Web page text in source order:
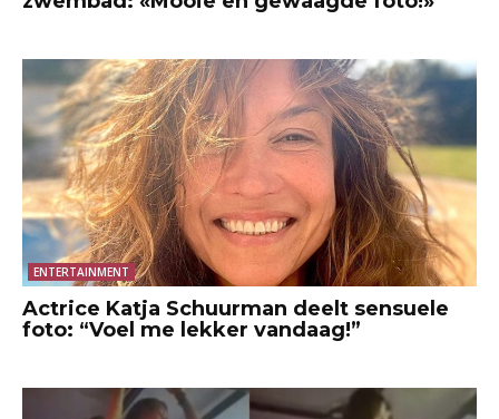
ENTERTAINMENT
Actrice Katja Schuurman deelt sensuele
foto: “Voel me lekker vandaag!”